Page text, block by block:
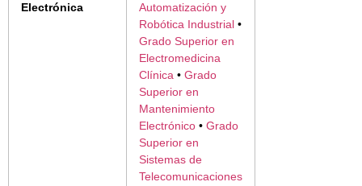
Electrónica
Automatización y
Robótica Industrial •
Grado Superior en
Electromedicina
Clínica • Grado
Superior en
Mantenimiento
Electrónico • Grado
Superior en
Sistemas de
Telecomunicaciones